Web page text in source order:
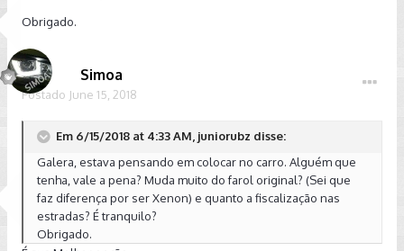
Obrigado.
Simoa
Postado June 15, 2018
Em 6/15/2018 at 4:33 AM, juniorubz disse:
Galera, estava pensando em colocar no carro. Alguém que
tenha, vale a pena? Muda muito do farol original? (Sei que
faz diferença por ser Xenon) e quanto a fiscalização nas
estradas? É tranquilo?
Obrigado.